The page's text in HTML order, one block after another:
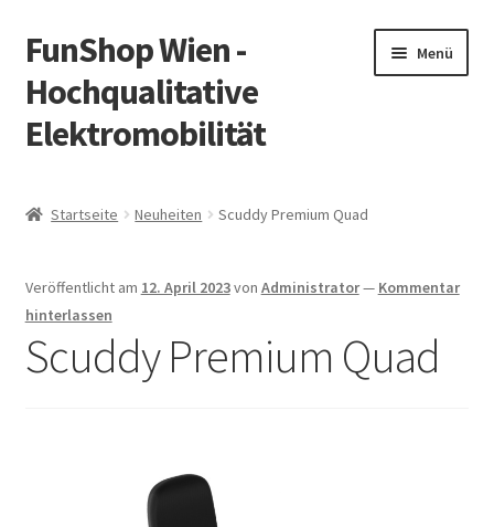
Zur
Navigation
springen
Zum
Inhalt
springen
FunShop Wien -
Hochqualitative
Elektromobilität
Menü
Vorsicht Internetbetrug
Über FunShop
Zum Onlineshop in der Web Version
Startseite Neuheiten Scuddy Premium Quad
Veröffentlicht am 12. April 2023von Administrator— Kommentar
hinterlassen
Scuddy Premium Quad